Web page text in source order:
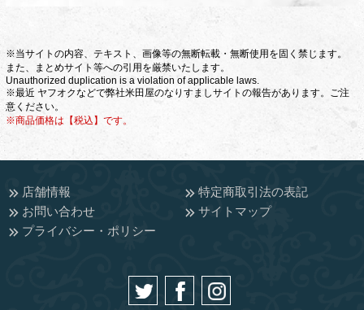
※当サイトの内容、テキスト、画像等の無断転載・無断使用を固く禁じます。
また、まとめサイト等への引用を厳禁いたします。
Unauthorized duplication is a violation of applicable laws.
※最近 ヤフオクなどで弊社米田屋のなりすましサイトの報告があります。ご注
意ください。
※商品価格は【税込】です。
店舗情報
特定商取引法の表記
お問い合わせ
サイトマップ
プライバシー・ポリシー